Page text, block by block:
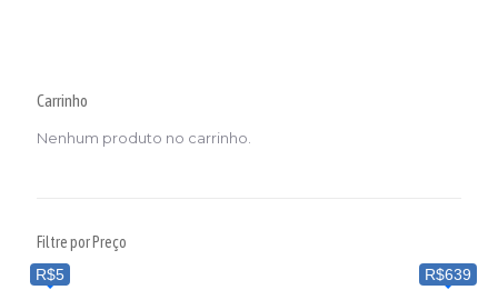
Carrinho
Nenhum produto no carrinho.
Filtre por Preço
R$5
R$639